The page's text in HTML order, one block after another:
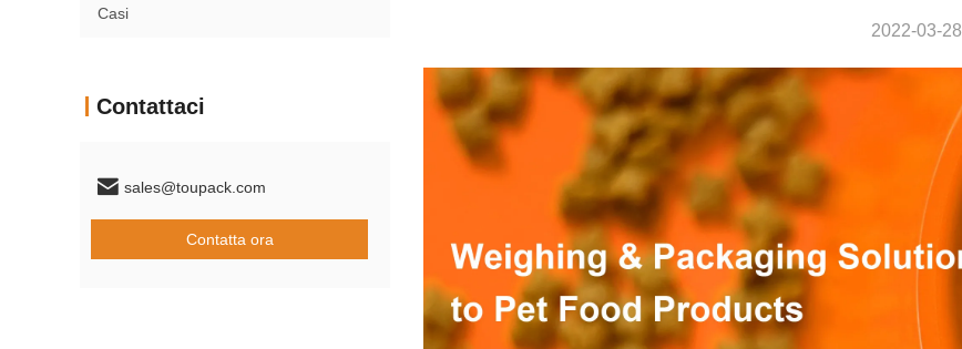
Casi
Contattaci
sales@toupack.com
Contatta ora
2022-03-28